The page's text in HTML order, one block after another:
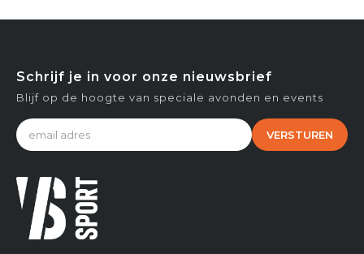
Schrijf je in voor onze nieuwsbrief
Blijf op de hoogte van speciale avonden en events
VERSTUREN